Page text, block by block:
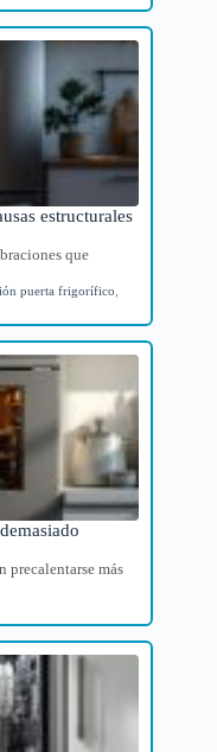
estructurales
que
puerta frigorífico
precalentarse más